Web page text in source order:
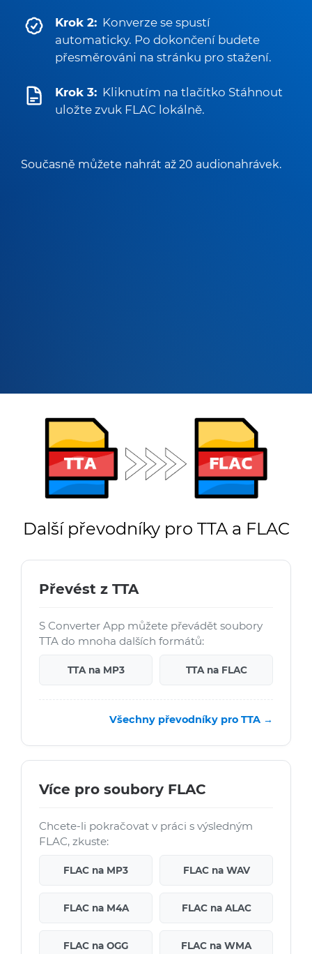
Krok 2: Konverze se spustí
automaticky. Po dokončení budete
přesměrováni na stránku pro stažení.
Krok 3: Kliknutím na tlačítko Stáhnout
uložte zvuk FLAC lokálně.
Současně můžete nahrát až 20 audionahrávek.
Další převodníky pro TTA a FLAC
Převést z TTA
S Converter App můžete převádět soubory
TTA do mnoha dalších formátů:
TTA na MP3 TTA na FLAC
Všechny převodníky pro TTA →
Více pro soubory FLAC
Chcete-li pokračovat v práci s výsledným
FLAC, zkuste:
FLAC na MP3 FLAC na WAV
FLAC na M4A FLAC na ALAC
FLAC na OGG FLAC na WMA